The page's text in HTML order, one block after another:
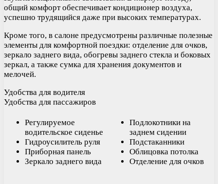
общий комфорт обеспечивает кондиционер воздуха,
успешно трудящийся даже при высоких температурах.
Кроме того, в салоне предусмотрены различные полезные
элементы для комфортной поездки: отделение для очков,
зеркало заднего вида, обогревы заднего стекла и боковых
зеркал, а также сумка для хранения документов и
мелочей.
Удобства для водителя
Удобства для пассажиров
Регулируемое
водительское сиденье
Гидроусилитель руля
Приборная панель
Зеркало заднего вида
Подлокотники на
заднем сидении
Подстаканники
Облицовка потолка
Отделение для очков